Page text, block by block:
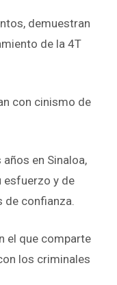
demuestran
de la 4T
con cinismo de
en Sinaloa,
esfuerzo y de
de confianza.
el que comparte
los criminales